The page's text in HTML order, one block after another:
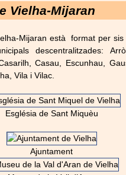
Vielha-Mijaran
Mijaran està format per sis
descentralitzades:
Casau, Escunhau,
Vila i Vilac.
Església de Sant Miquèu
Ajuntament